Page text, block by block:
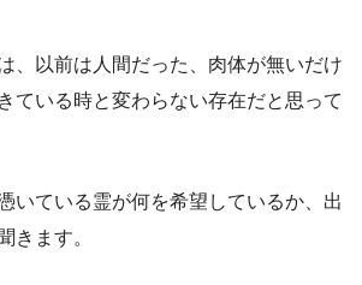
、以前は人間だった、肉体が無いだけ
ている時と変わらない存在だと思って
いている霊が何を希望しているか、出
きます。